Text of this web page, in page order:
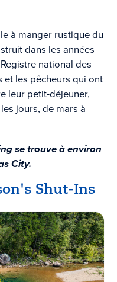
à manger rustique du
dans les années
national des
et les pêcheurs qui ont
leur petit-déjeuner,
jours, de mars à
se trouve à environ
City.
Shut-Ins